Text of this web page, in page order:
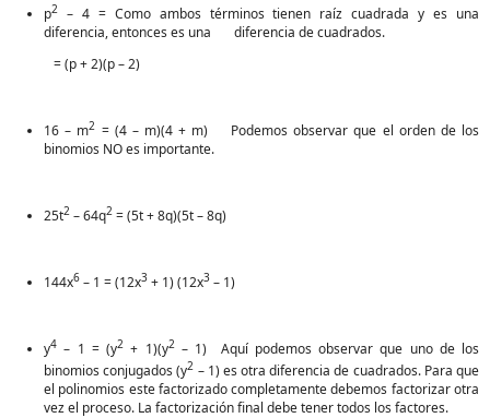
p2 – 4 = Como ambos términos tienen raíz cuadrada y es una
diferencia, entonces es una diferencia de cuadrados.
= (p + 2)(p – 2)
16 – m2 = (4 – m)(4 + m) Podemos observar que el orden de los
binomios NO es importante.
25t2 – 64q2 = (5t + 8q)(5t – 8q)
144x6 – 1 = (12x3 + 1) (12x3 – 1)
y4 – 1 = (y2 + 1)(y2– 1) Aquí podemos observar que uno de los
binomios conjugados (y2 – 1) es otra diferencia de cuadrados. Para que
el polinomios este factorizado completamente debemos factorizar otra
vez el proceso. La factorización final debe tener todos los factores.